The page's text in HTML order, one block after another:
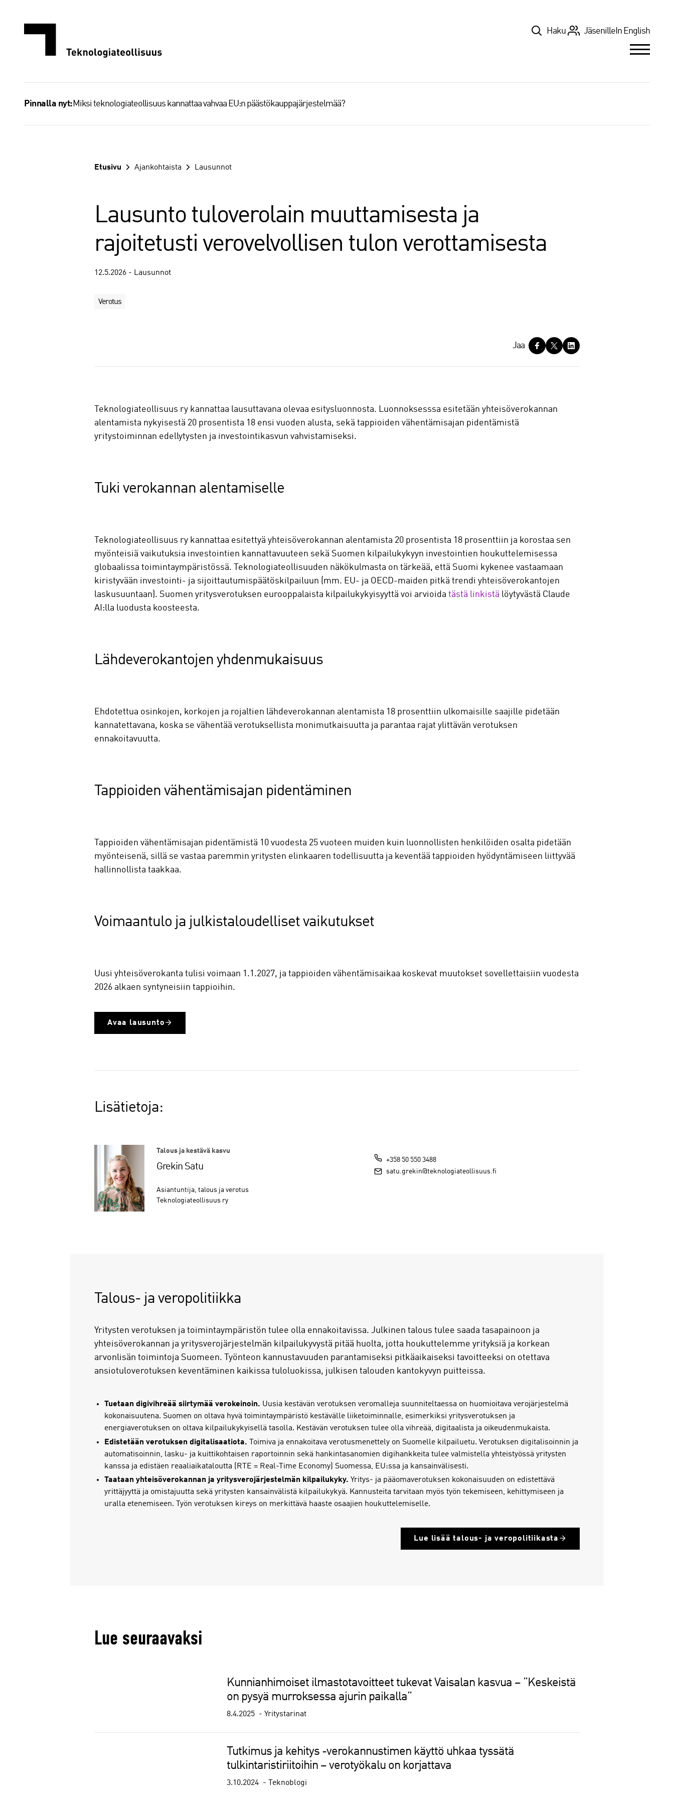
TopHaku Jäsenille In English
Pinnalla nyt: Miksi teknologiateollisuus kannattaa vahvaa EU:n päästökauppajärjestelmää?
Etusivu Ajankohtaista Lausunnot
Lausunto tuloverolain muuttamisesta ja
rajoitetusti verovelvollisen tulon verottamisesta
12.5.2026 - Lausunnot
Verotus
a
Jaa
Teknologiateollisuus ry kannattaa lausuttavana olevaa esitysluonnosta. Luonnoksesssa esitetään yhteisöverokannan
alentamista nykyisestä 20 prosentista 18 ensi vuoden alusta, sekä tappioiden vähentämisajan pidentämistä
yritystoiminnan edellytysten ja investointikasvun vahvistamiseksi.
Tuki verokannan alentamiselle
Teknologiateollisuus ry kannattaa esitettyä yhteisöverokannan alentamista 20 prosentista 18 prosenttiin ja korostaa sen
myönteisiä vaikutuksia investointien kannattavuuteen sekä Suomen kilpailukykyyn investointien houkuttelemisessa
globaalissa toimintaympäristössä. Teknologiateollisuuden näkökulmasta on tärkeää, että Suomi kykenee vastaamaan
kiristyvään investointi- ja sijoittautumispäätöskilpailuun (mm. EU- ja OECD-maiden pitkä trendi yhteisöverokantojen
laskusuuntaan). Suomen yritysverotuksen eurooppalaista kilpailukykyisyyttä voi arvioida tästä linkistä löytyvästä Claude
AI:lla luodusta koosteesta.
Lähdeverokantojen yhdenmukaisuus
Ehdotettua osinkojen, korkojen ja rojaltien lähdeverokannan alentamista 18 prosenttiin ulkomaisille saajille pidetään
kannatettavana, koska se vähentää verotuksellista monimutkaisuutta ja parantaa rajat ylittävän verotuksen
ennakoitavuutta.
Tappioiden vähentämisajan pidentäminen
Tappioiden vähentämisajan pidentämistä 10 vuodesta 25 vuoteen muiden kuin luonnollisten henkilöiden osalta pidetään
myönteisenä, sillä se vastaa paremmin yritysten elinkaaren todellisuutta ja keventää tappioiden hyödyntämiseen liittyvää
hallinnollista taakkaa.
Voimaantulo ja julkistaloudelliset vaikutukset
Uusi yhteisöverokanta tulisi voimaan 1.1.2027, ja tappioiden vähentämisaikaa koskevat muutokset sovellettaisiin vuodesta
2026 alkaen syntyneisiin tappioihin.
Avaa lausunto
Lisätietoja:
Talous ja kestävä kasvu
Grekin Satu
Asiantuntija, talous ja verotus
Teknologiateollisuus ry
+358 50 550 3488
satu.grekin@teknologiateollisuus.fi
Talous- ja veropolitiikka
Yritysten verotuksen ja toimintaympäristön tulee olla ennakoitavissa. Julkinen talous tulee saada tasapainoon ja
yhteisöverokannan ja yritysverojärjestelmän kilpailukyvystä pitää huolta, jotta houkuttelemme yrityksiä ja korkean
arvonlisän toimintoja Suomeen. Työnteon kannustavuuden parantamiseksi pitkäaikaiseksi tavoitteeksi on otettava
ansiotuloverotuksen keventäminen kaikissa tuloluokissa, julkisen talouden kantokyvyn puitteissa.
Tuetaan digivihreää siirtymää verokeinoin. Uusia kestävän verotuksen veromalleja suunniteltaessa on huomioitava verojärjestelmä
kokonaisuutena. Suomen on oltava hyvä toimintaympäristö kestävälle liiketoiminnalle, esimerkiksi yritysverotuksen ja
energiaverotuksen on oltava kilpailukykyisellä tasolla. Kestävän verotuksen tulee olla vihreää, digitaalista ja oikeudenmukaista.
Edistetään verotuksen digitalisaatiota. Toimiva ja ennakoitava verotusmenettely on Suomelle kilpailuetu. Verotuksen digitalisoinnin ja
automatisoinnin, lasku- ja kuittikohtaisen raportoinnin sekä hankintasanomien digihankkeita tulee valmistella yhteistyössä yritysten
kanssa ja edistäen reaaliaikataloutta (RTE = Real-Time Economy) Suomessa, EU:ssa ja kansainvälisesti.
Taataan yhteisöverokannan ja yritysverojärjestelmän kilpailukyky. Yritys- ja pääomaverotuksen kokonaisuuden on edistettävä
yrittäjyyttä ja omistajuutta sekä yritysten kansainvälistä kilpailukykyä. Kannusteita tarvitaan myös työn tekemiseen, kehittymiseen ja
uralla etenemiseen. Työn verotuksen kireys on merkittävä haaste osaajien houkuttelemiselle.
Lue lisää talous- ja veropolitiikasta
Lue seuraavaksi
Kunnianhimoiset ilmastotavoitteet tukevat Vaisalan kasvua – ”Keskeistä
on pysyä murroksessa ajurin paikalla”
8.4.2025 Yritystarinat
Tutkimus ja kehitys -verokannustimen käyttö uhkaa tyssätä
tulkintaristiriitoihin – verotyökalu on korjattava
3.10.2024 Teknoblogi